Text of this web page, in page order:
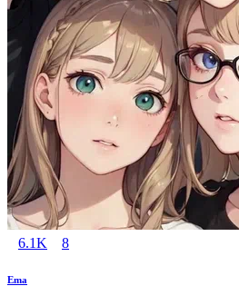
6.1K 8
Ema